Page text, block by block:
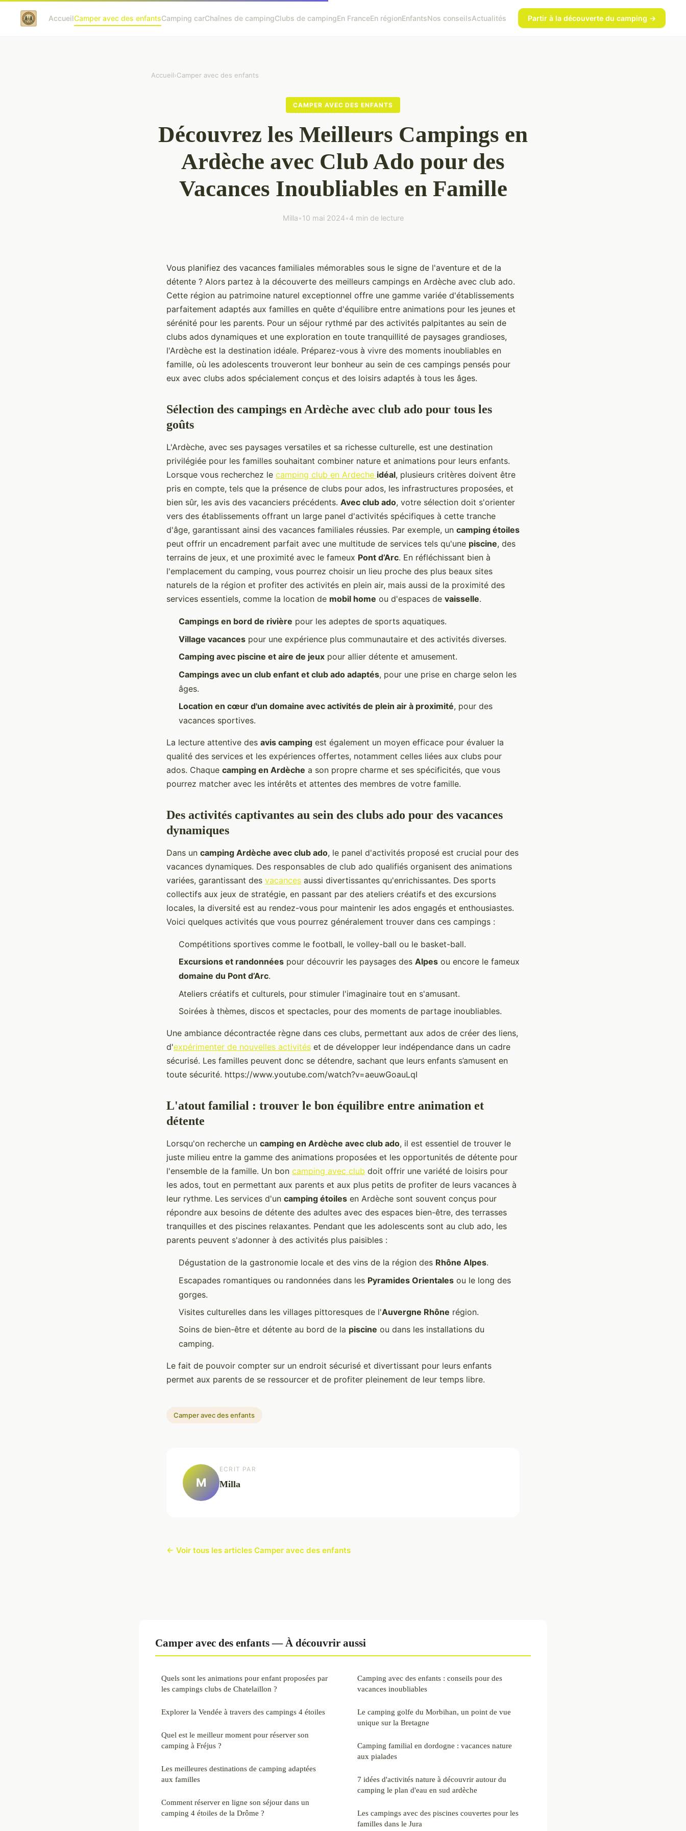
AccueilCamper avec des enfantsCamping carChaînes de campingClubs de campingEn FranceEn régionEnfantsNos conseilsActualités Partir à la découverte du camping →
Accueil›Camper avec des enfants
CAMPER AVEC DES ENFANTS
Découvrez les Meilleurs Campings en
Ardèche avec Club Ado pour des
Vacances Inoubliables en Famille
Milla•10 mai 2024•4 min de lecture
Vous planifiez des vacances familiales mémorables sous le signe de l'aventure et de la
détente ? Alors partez à la découverte des meilleurs campings en Ardèche avec club ado.
Cette région au patrimoine naturel exceptionnel offre une gamme variée d'établissements
parfaitement adaptés aux familles en quête d'équilibre entre animations pour les jeunes et
sérénité pour les parents. Pour un séjour rythmé par des activités palpitantes au sein de
clubs ados dynamiques et une exploration en toute tranquillité de paysages grandioses,
l'Ardèche est la destination idéale. Préparez-vous à vivre des moments inoubliables en
famille, où les adolescents trouveront leur bonheur au sein de ces campings pensés pour
eux avec clubs ados spécialement conçus et des loisirs adaptés à tous les âges.
Sélection des campings en Ardèche avec club ado pour tous les
goûts
L'Ardèche, avec ses paysages versatiles et sa richesse culturelle, est une destination
privilégiée pour les familles souhaitant combiner nature et animations pour leurs enfants.
Lorsque vous recherchez le camping club en Ardeche idéal, plusieurs critères doivent être
pris en compte, tels que la présence de clubs pour ados, les infrastructures proposées, et
bien sûr, les avis des vacanciers précédents. Avec club ado, votre sélection doit s'orienter
vers des établissements offrant un large panel d'activités spécifiques à cette tranche
d'âge, garantissant ainsi des vacances familiales réussies. Par exemple, un camping étoiles
peut offrir un encadrement parfait avec une multitude de services tels qu'une piscine, des
terrains de jeux, et une proximité avec le fameux Pont d’Arc. En réfléchissant bien à
l'emplacement du camping, vous pourrez choisir un lieu proche des plus beaux sites
naturels de la région et profiter des activités en plein air, mais aussi de la proximité des
services essentiels, comme la location de mobil home ou d'espaces de vaisselle.
Campings en bord de rivière pour les adeptes de sports aquatiques.
Village vacances pour une expérience plus communautaire et des activités diverses.
Camping avec piscine et aire de jeux pour allier détente et amusement.
Campings avec un club enfant et club ado adaptés, pour une prise en charge selon les
âges.
Location en cœur d'un domaine avec activités de plein air à proximité, pour des
vacances sportives.
La lecture attentive des avis camping est également un moyen efficace pour évaluer la
qualité des services et les expériences offertes, notamment celles liées aux clubs pour
ados. Chaque camping en Ardèche a son propre charme et ses spécificités, que vous
pourrez matcher avec les intérêts et attentes des membres de votre famille.
Des activités captivantes au sein des clubs ado pour des vacances
dynamiques
Dans un camping Ardèche avec club ado, le panel d'activités proposé est crucial pour des
vacances dynamiques. Des responsables de club ado qualifiés organisent des animations
variées, garantissant des vacances aussi divertissantes qu'enrichissantes. Des sports
collectifs aux jeux de stratégie, en passant par des ateliers créatifs et des excursions
locales, la diversité est au rendez-vous pour maintenir les ados engagés et enthousiastes.
Voici quelques activités que vous pourrez généralement trouver dans ces campings :
Compétitions sportives comme le football, le volley-ball ou le basket-ball.
Excursions et randonnées pour découvrir les paysages des Alpes ou encore le fameux
domaine du Pont d’Arc.
Ateliers créatifs et culturels, pour stimuler l'imaginaire tout en s'amusant.
Soirées à thèmes, discos et spectacles, pour des moments de partage inoubliables.
Une ambiance décontractée règne dans ces clubs, permettant aux ados de créer des liens,
d'expérimenter de nouvelles activités et de développer leur indépendance dans un cadre
sécurisé. Les familles peuvent donc se détendre, sachant que leurs enfants s’amusent en
toute sécurité. https://www.youtube.com/watch?v=aeuwGoauLqI
L'atout familial : trouver le bon équilibre entre animation et
détente
Lorsqu'on recherche un camping en Ardèche avec club ado, il est essentiel de trouver le
juste milieu entre la gamme des animations proposées et les opportunités de détente pour
l'ensemble de la famille. Un bon camping avec club doit offrir une variété de loisirs pour
les ados, tout en permettant aux parents et aux plus petits de profiter de leurs vacances à
leur rythme. Les services d'un camping étoiles en Ardèche sont souvent conçus pour
répondre aux besoins de détente des adultes avec des espaces bien-être, des terrasses
tranquilles et des piscines relaxantes. Pendant que les adolescents sont au club ado, les
parents peuvent s'adonner à des activités plus paisibles :
Dégustation de la gastronomie locale et des vins de la région des Rhône Alpes.
Escapades romantiques ou randonnées dans les Pyramides Orientales ou le long des
gorges.
Visites culturelles dans les villages pittoresques de l'Auvergne Rhône région.
Soins de bien-être et détente au bord de la piscine ou dans les installations du
camping.
Le fait de pouvoir compter sur un endroit sécurisé et divertissant pour leurs enfants
permet aux parents de se ressourcer et de profiter pleinement de leur temps libre.
Camper avec des enfants
M
ECRIT PAR
Milla
← Voir tous les articles Camper avec des enfants
Camper avec des enfants — À découvrir aussi
Quels sont les animations pour enfant proposées par
les campings clubs de Chatelaillon ?
Explorer la Vendée à travers des campings 4 étoiles
Quel est le meilleur moment pour réserver son
camping à Fréjus ?
Les meilleures destinations de camping adaptées
aux familles
Comment réserver en ligne son séjour dans un
camping 4 étoiles de la Drôme ?
Camping avec des enfants : conseils pour des
vacances inoubliables
Le camping golfe du Morbihan, un point de vue
unique sur la Bretagne
Camping familial en dordogne : vacances nature
aux pialades
7 idées d'activités nature à découvrir autour du
camping le plan d'eau en sud ardèche
Les campings avec des piscines couvertes pour les
familles dans le Jura